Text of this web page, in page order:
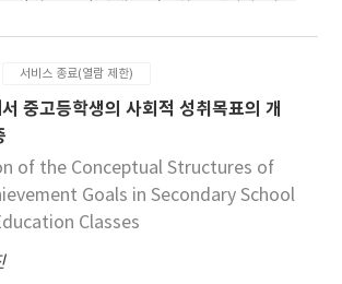
로 나타났다. 일련의 다집단 CFA에 의한
검증 결과는 MSTDS가 다양한 운동집
종목, 성별)에 따라 동일하게 적용될 수
을 증명해 주었다. 나아가, 잠재평균 분석
analysis) 결과는 남자집단이 여자집
적으로 높은 스포츠 재능발달 수준을 보
, 개인종목 집단이 단체종목 집단 보다 높
신능력 수준을 나타냈다. 특히, 사회적
준을 보이고 있다. 이 결과에 따라 본 연
계에서는 번안된 질문지의 신뢰도와 타당
해 1개 중학교 학생 180명(남학생=90
명)이 참여하였고, 2단계 본조사에는
로부터 총 449명(남학생=238명, 여학생
여하였다. 구조방정식 모형분석의 결과
가 태도에 직접 영향을 주지만 주관적 규
통해 신체활동 행동에 간접 영향을 주지
격특성은 주관적 규범과 지각된 행동통
동을 간접적으로 예측하였다. 다집단 분
서비스 종료(열람 제한)
중고등학생의 사회적 성취목표의 개
of the Conceptual Structures of
Goals in Secondary School
Classes